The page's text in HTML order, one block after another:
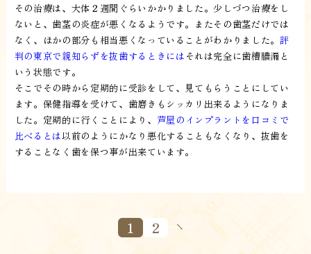
その治療は、大体２週間ぐらいかかりました。少しづつ治療をし
ないと、歯茎の炎症が悪くなるようです。またその歯茎だけでは
なく、ほかの部分も相当悪くなっていることがわかりました。評
判の東京で親知らずを抜歯するときには それは完全に歯槽膿漏と
いう状態です。
そこでその時から定期的に受診をして、見てもらうことにしてい
ます。保健指導を受けて、歯磨きもシッカリ出来るようになりま
した。定期的に行くことにより、 芦屋のインプラントを口コミで
比べるとは以前のようにかなり悪化することもなくなり、抜歯を
することなく歯を保つ事が出来ています。
1 2